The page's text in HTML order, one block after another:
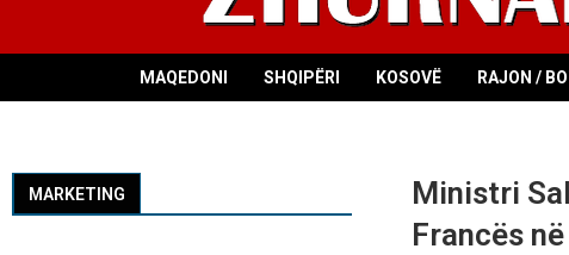
MAQEDONI SHQIPËRI KOSOVË RAJON /
Ministri
Francës
MARKETING